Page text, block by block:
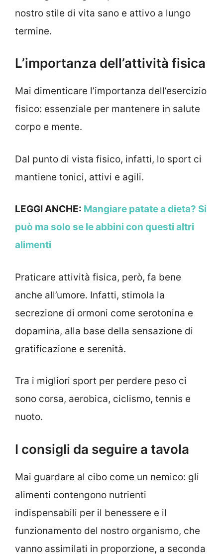
nostro stile di vita sano e attivo a lungo
termine.
L’importanza dell’attività fisica
Mai dimenticare l’importanza dell’esercizio
fisico: essenziale per mantenere in salute
corpo e mente.
Dal punto di vista fisico, infatti, lo sport ci
mantiene tonici, attivi e agili.
LEGGI ANCHE: Mangiare patate a dieta? Si
può ma solo se le abbini con questi altri
alimenti
Praticare attività fisica, però, fa bene
anche all’umore. Infatti, stimola la
secrezione di ormoni come serotonina e
dopamina, alla base della sensazione di
gratificazione e serenità.
Tra i migliori sport per perdere peso ci
sono corsa, aerobica, ciclismo, tennis e
nuoto.
I consigli da seguire a tavola
Mai guardare al cibo come un nemico: gli
alimenti contengono nutrienti
indispensabili per il benessere e il
funzionamento del nostro organismo, che
vanno assimilati in proporzione, a seconda